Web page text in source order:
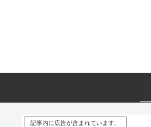
記事内に広告が含まれています。